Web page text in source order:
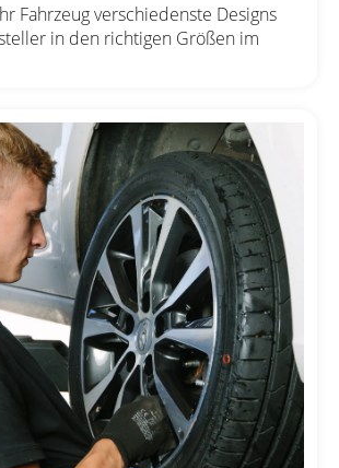
Fahrzeug verschiedenste Designs
in den richtigen Größen im